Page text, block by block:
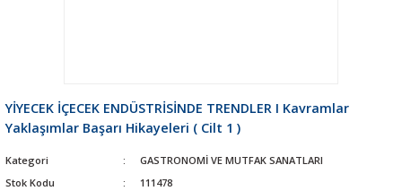
YİYECEK İÇECEK ENDÜSTRİSİNDE TRENDLER I Kavramlar
Yaklaşımlar Başarı Hikayeleri ( Cilt 1 )
Kategori
GASTRONOMİ VE MUTFAK SANATLARI
Stok Kodu
111478